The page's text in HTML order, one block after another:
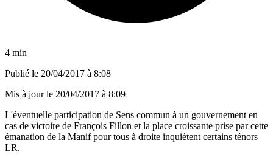
4 min
Publié le 20/04/2017 à 8:08
Mis à jour le 20/04/2017 à 8:09
L'éventuelle participation de Sens commun à un gouvernement en
cas de victoire de François Fillon et la place croissante prise par cette
émanation de la Manif pour tous à droite inquiètent certains ténors
LR.